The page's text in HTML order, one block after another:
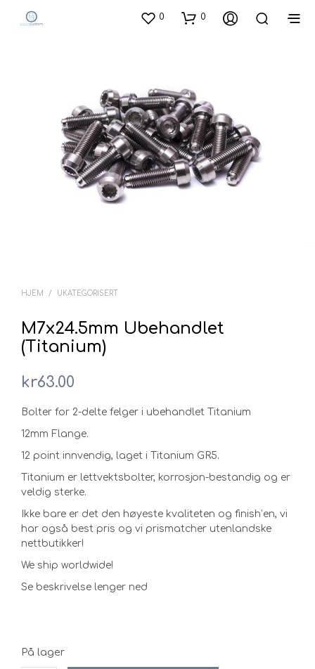
0 0
HJEM / UKATEGORISERT
M7x24.5mm Ubehandlet
(Titanium)
kr63.00
Bolter for 2-delte felger i ubehandlet Titanium
12mm Flange.
12 point innvendig, laget i Titanium GR5.
Titanium er lettvektsbolter, korrosjon-bestandig og er
veldig sterke.
Ikke bare er det den høyeste kvaliteten og finish’en, vi
har også best pris og vi prismatcher utenlandske
nettbutikker!
We ship worldwide!
Se beskrivelse lenger ned
På lager